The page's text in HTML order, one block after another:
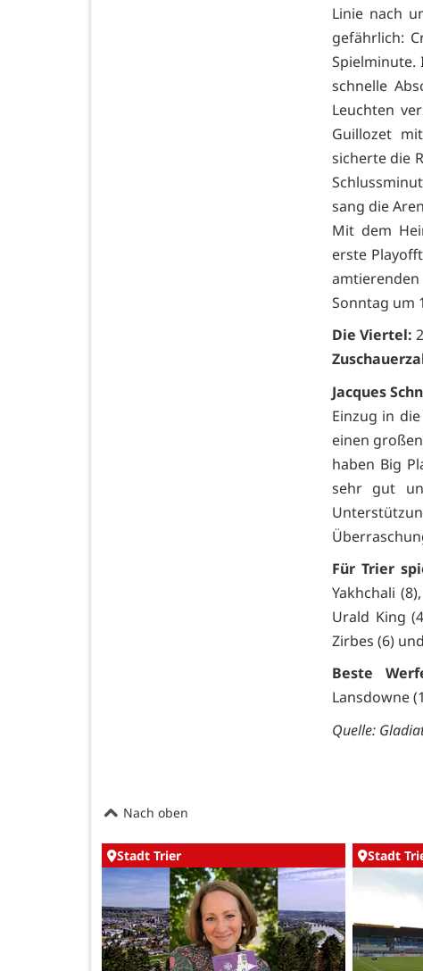
Linie nach
gefährlich:
Spielminute.
schnelle
Leuchten
Guillozet
sicherte die
sang die
Mit dem
erste
Sonntag um
Die Viertel:
Jacques
Einzug in
einen
haben Big
sehr gut
Für Trier
Yakhchali
Urald King
Zirbes (6)
Beste
Lansdowne
Quelle:
Nach oben
Stadt Trier Stadt